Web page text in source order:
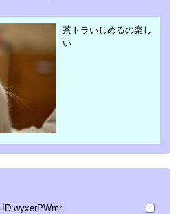
茶トラいじめるの楽し
い
ID:wyxerPWmr.